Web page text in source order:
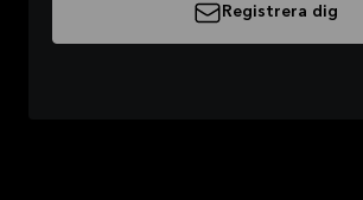
Registrera dig